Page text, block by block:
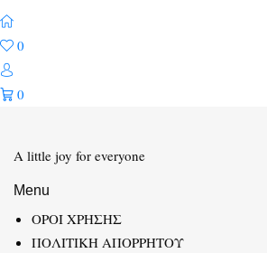
0
0
A little joy for everyone
Menu
ΟΡΟΙ ΧΡΗΣΗΣ
ΠΟΛΙΤΙΚΗ ΑΠΟΡΡΗΤΟΥ